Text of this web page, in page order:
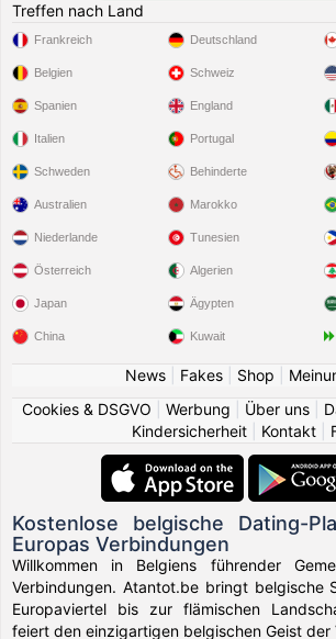
Treffen nach Land
Frankreich
Belgien
Spanien
Italien
Schweden
Deutschland
Schweiz
England
Portugal
Behinderte
Australien
Niederlande
Österreich
Japan
China
Marokko
Tunesien
Algerien
Ägypten
Kuwait
News| Fakes| Shop
Cookies & DSGVO
Werbung Über uns
Kindersicherheit
Kontakt
Kostenlose belgische Dating-
Europas Verbindungen
Willkommen in Belgiens führender
Verbindungen. Atantot.be bringt belgische
Europaviertel bis zur flämischen
feiert den einzigartigen belgischen Geist der